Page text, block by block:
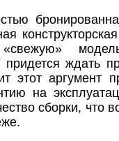
«свежую»
ждать
этот аргумент
на
сборки, что